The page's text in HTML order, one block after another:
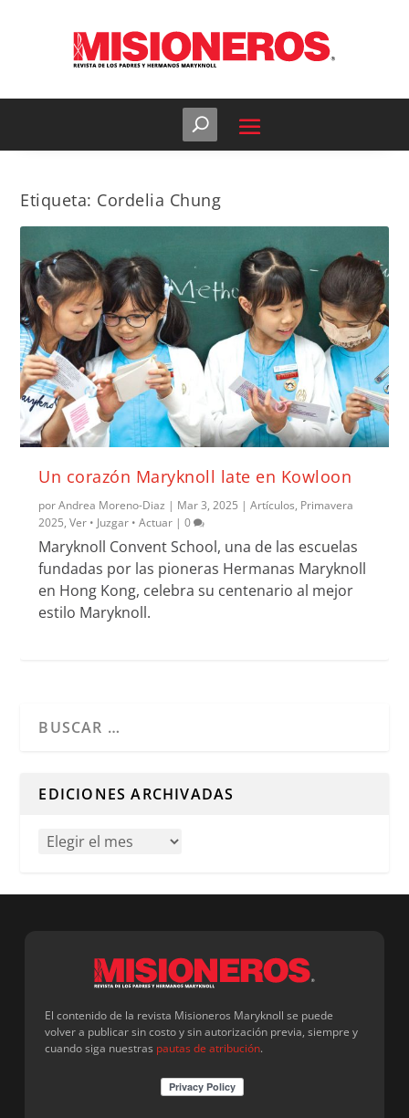
Etiqueta: Cordelia Chung
Un corazón Maryknoll late en Kowloon
porAndrea Moreno-Diaz | Mar 3, 2025 |Artículos, Primavera
2025,Ver • Juzgar • Actuar |0
Maryknoll Convent School, una de las escuelas
fundadas por las pioneras Hermanas Maryknoll
en Hong Kong, celebra su centenario al mejor
estilo Maryknoll.
EDICIONES ARCHIVADAS
El contenido de la revista Misioneros Maryknoll se puede
volver a publicar sin costo y sin autorización previa, siempre y
cuando siga nuestras pautas de atribución.